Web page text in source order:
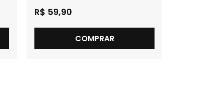
R$ 59,90
COMPRAR